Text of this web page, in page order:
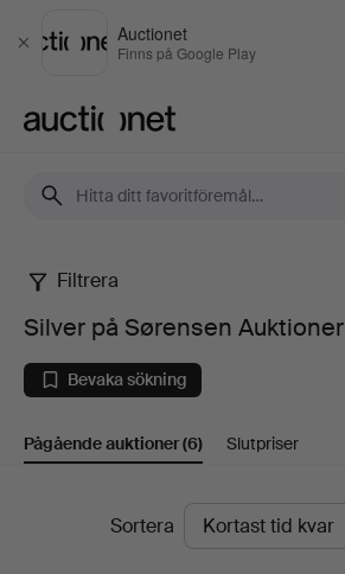
Stäng
Auctionet
Finns på Google Play
Silver
på
Sørensen
Auktioner
Filtrera
Silver på Sørensen Auktioner
Bevaka sökning
Pågående auktioner(6) Slutpriser
PågåendeSortera